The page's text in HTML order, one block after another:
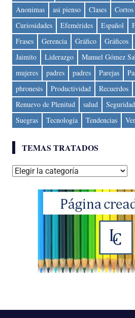
Anonimas
asi pienso Clases Cortos
Curiosidades
Efemérides Español
Frases
Gerencia Gráfico Gráficos
Jaimito
Liderazgo Manuel Gómez
mujeres
padres padres Parejas
phronesis
Productividad Recuerdos
Renuevo de Plenitud
salud Seguridad
Suegras
Tecnología Tendencias
TEMAS TRATADOS
Temas